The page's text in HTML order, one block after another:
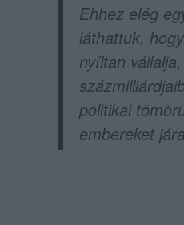
Ehhez elég
láthattuk,
nyíltan
politikai
embereket